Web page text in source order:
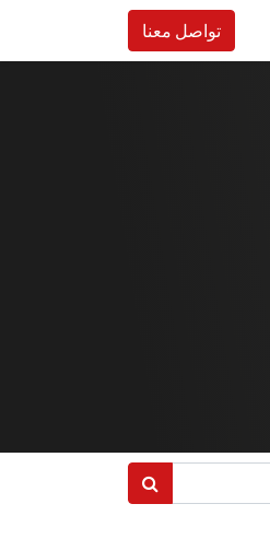
تواصل معنا